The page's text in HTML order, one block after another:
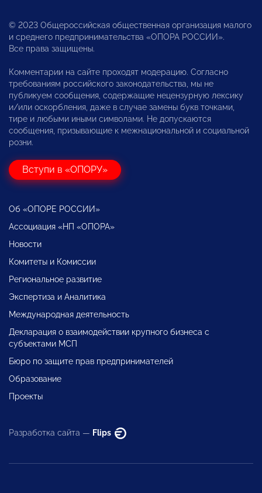
© 2023 Общероссийская общественная организация малого
и среднего предпринимательства «ОПОРА РОССИИ».
Все права защищены.
Комментарии на сайте проходят модерацию. Согласно
требованиям российского законодательства, мы не
публикуем сообщения, содержащие нецензурную лексику
и/или оскорбления, даже в случае замены букв точками,
тире и любыми иными символами. Не допускаются
сообщения, призывающие к межнациональной и социальной
розни.
Вступи в «ОПОРУ»
Об «ОПОРЕ РОССИИ»
Ассоциация «НП «ОПОРА»
Новости
Комитеты и Комиссии
Региональное развитие
Экспертиза и Аналитика
Международная деятельность
Декларация о взаимодействии крупного бизнеса с
субъектами МСП
Бюро по защите прав предпринимателей
Образование
Проекты
Разработка сайта — Flips